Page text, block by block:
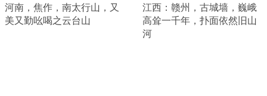
河南，焦作，南太行山，又
美又勤吆喝之云台山
江西：赣州，古城墙，巍峨
高耸一千年，扑面依然旧山
河